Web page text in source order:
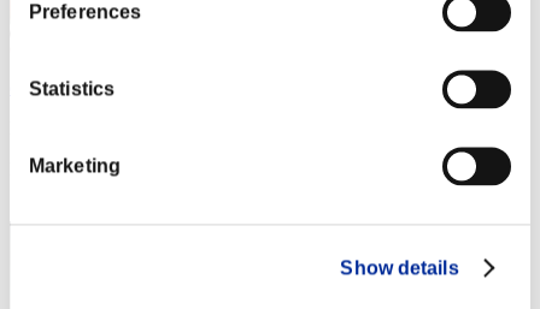
Preferences
Statistics
Marketing
Show details
chokodofu
Posizione